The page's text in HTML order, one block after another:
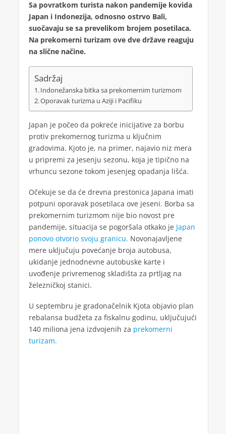
Sa povratkom turista nakon pandemije kovida
Japan i Indonezija, odnosno ostrvo Bali,
suočavaju se sa prevelikom brojem posetilaca.
Na prekomerni turizam ove dve države reaguju
na slične načine.
Sadržaj
Indonežanska bitka sa prekomernim turizmom
Oporavak turizma u Aziji i Pacifiku
Japan je počeo da pokreće inicijative za borbu
protiv prekomernog turizma u ključnim
gradovima. Kjoto je, na primer, najavio niz mera
u pripremi za jesenju sezonu, koja je tipično na
vrhuncu sezone tokom jesenjeg opadanja lišća.
Očekuje se da će drevna prestonica Japana imati
potpuni oporavak posetilaca ove jeseni. Borba sa
prekomernim turizmom nije bio novost pre
pandemije, situacija se pogoršala otkako je Japan
ponovo otvorio svoju granicu. Novonajavljene
mere uključuju povećanje broja autobusa,
ukidanje jednodnevne autobuske karte i
uvođenje privremenog skladišta za prtljag na
železničkoj stanici.
U septembru je gradonačelnik Kjota objavio plan
rebalansa budžeta za fiskalnu godinu, uključujući
140 miliona jena izdvojenih za prekomerni
turizam.